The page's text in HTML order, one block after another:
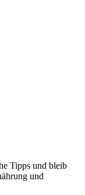
Tipps und bleib
und